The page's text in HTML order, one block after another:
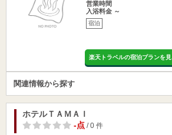
営業時間
入浴料金 ～
宿泊
楽天トラベルの宿泊プランを見
関連情報から探す
ホテルＴＡＭＡＩ
-点/ 0 件